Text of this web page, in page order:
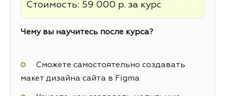
Стоимость: 59 000 р. за курс
Чему вы научитесь после курса?
Сможете самостоятельно создавать
макет дизайна сайта в Figma